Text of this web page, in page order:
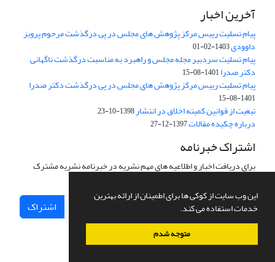
این وب سایت از کوکی ها برای اطمینان از ارائه بهترین
خدمات استفاده می کند.
متوجه شدم
آخرین اخبار
پیام تسلیت رییس مرکز پژوهش های مجلس در پی درگذشت مرحوم پرویز
داوودی1403-02-01
پیام تسلیت سردبیر مجله مجلس و راهبرد به مناسبت درگذشت ناگهانی
دکتر صدرا1401-08-15
پیام تسلیت رییس مرکز پژوهش های مجلس در پی درگذشت دکتر صدرا
1401-08-15
تبعیت از قوانین کمیته اخلاق در انتشار1398-10-23
درباره چکیده مقالات1397-12-27
اشتراک خبرنامه
برای دریافت اخبار و اطلاعیه های مهم نشریه در خبرنامه نشریه مشترک
اشتراک